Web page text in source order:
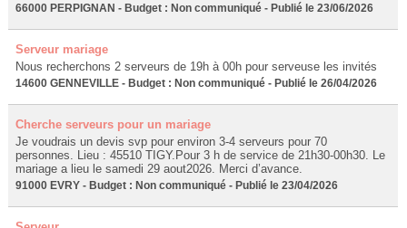
66000 PERPIGNAN - Budget : Non communiqué - Publié le 23/06/2026
Serveur mariage
Nous recherchons 2 serveurs de 19h à 00h pour serveuse les invités
14600 GENNEVILLE - Budget : Non communiqué - Publié le 26/04/2026
Cherche serveurs pour un mariage
Je voudrais un devis svp pour environ 3-4 serveurs pour 70
personnes. Lieu : 45510 TIGY.Pour 3 h de service de 21h30-00h30. Le
mariage a lieu le samedi 29 aout2026. Merci d’avance.
91000 EVRY - Budget : Non communiqué - Publié le 23/04/2026